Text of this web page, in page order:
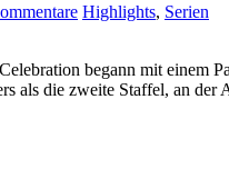
Highlights, Serien
begann mit einem
als die zweite Staffel, an